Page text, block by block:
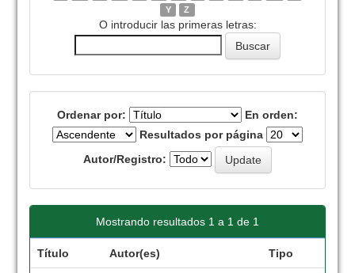
Y
Z
O introducir las primeras letras:
Ordenar por:
En orden:
Resultados por página
Autor/Registro:
Mostrando resultados 1 a 1 de 1
Título Autor(es) Tipo